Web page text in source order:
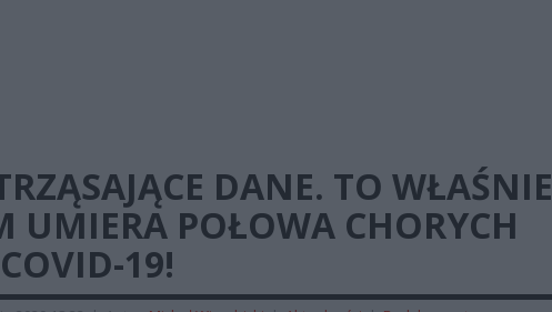
DANE. TO WŁAŚNIE
UMIERA POŁOWA CHORYCH
19!